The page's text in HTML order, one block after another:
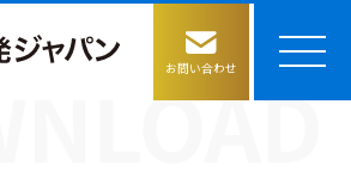
お問い合わせ